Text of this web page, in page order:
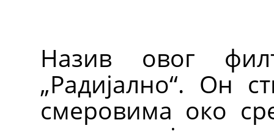
Назив овог
„Радијално“. Он
смеровима око